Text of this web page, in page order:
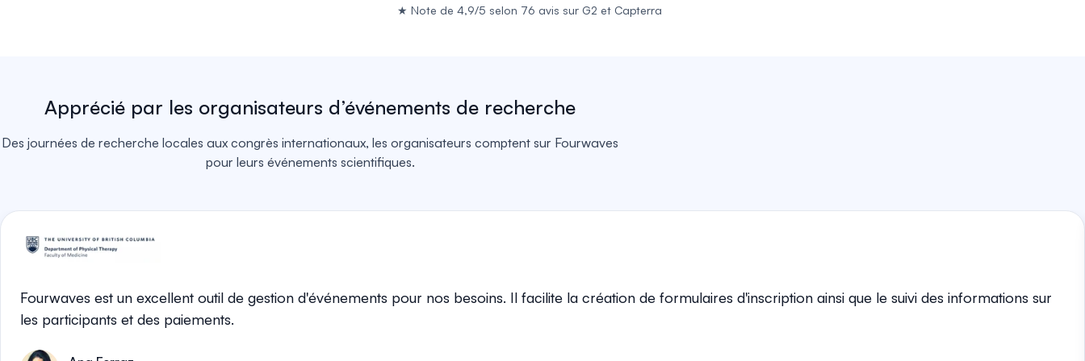
★ Note de 4,9/5 selon 76 avis sur G2 et Capterra
Apprécié par les organisateurs d’événements de recherche
Des journées de recherche locales aux congrès internationaux, les organisateurs comptent sur Fourwaves
pour leurs événements scientifiques.
Fourwaves est un excellent outil de gestion d'événements pour nos besoins. Il facilite la création de formulaires d'inscription ainsi que le suivi des informations sur
les participants et des paiements.